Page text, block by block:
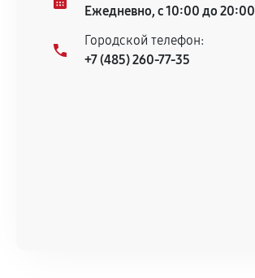
Ежедневно, с 10:00 до 20:00
Городской телефон:
+7 (485) 260-77-35